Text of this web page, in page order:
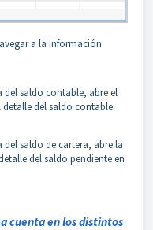
a la información
del saldo contable, abre el
del saldo contable.
saldo de cartera, abre la
del saldo pendiente en
cuenta en los distintos